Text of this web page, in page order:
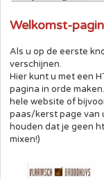
Welkomst-
Als u op de eerste
verschijnen.
Hier kunt u met een
pagina in orde
hele website of
paas/kerst page van
houden dat je geen
mixen!)